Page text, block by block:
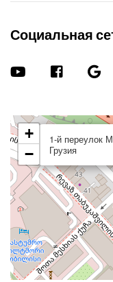
Социальная
1-й переулок
Грузия
+
−